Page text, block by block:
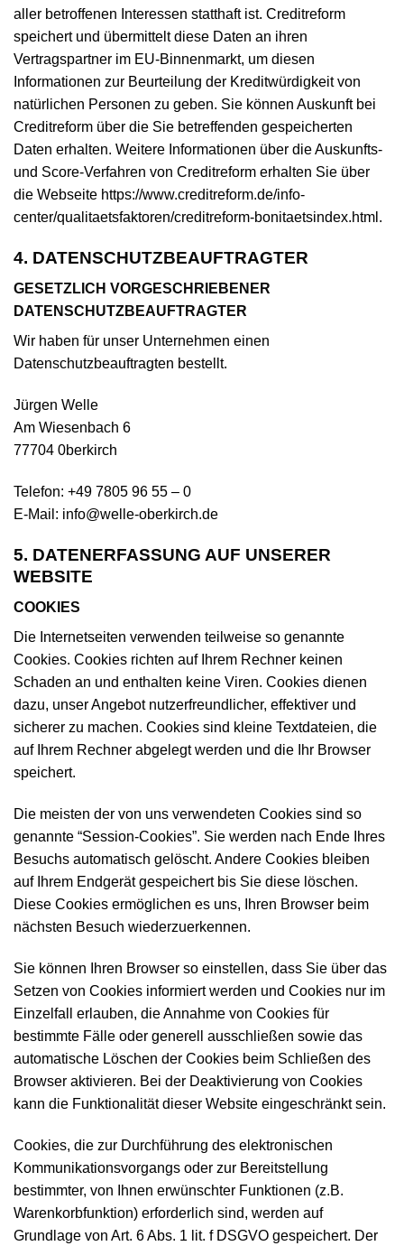
aller betroffenen Interessen statthaft ist. Creditreform
speichert und übermittelt diese Daten an ihren
Vertragspartner im EU-Binnenmarkt, um diesen
Informationen zur Beurteilung der Kreditwürdigkeit von
natürlichen Personen zu geben. Sie können Auskunft bei
Creditreform über die Sie betreffenden gespeicherten
Daten erhalten. Weitere Informationen über die Auskunfts-
und Score-Verfahren von Creditreform erhalten Sie über
die Webseite https://www.creditreform.de/info-
center/qualitaetsfaktoren/creditreform-bonitaetsindex.html.
4. DATENSCHUTZBEAUFTRAGTER
GESETZLICH VORGESCHRIEBENER
DATENSCHUTZBEAUFTRAGTER
Wir haben für unser Unternehmen einen
Datenschutzbeauftragten bestellt.
Jürgen Welle
Am Wiesenbach 6
77704 0berkirch
Telefon: +49 7805 96 55 – 0
E-Mail: info@welle-oberkirch.de
5. DATENERFASSUNG AUF UNSERER
WEBSITE
COOKIES
Die Internetseiten verwenden teilweise so genannte
Cookies. Cookies richten auf Ihrem Rechner keinen
Schaden an und enthalten keine Viren. Cookies dienen
dazu, unser Angebot nutzerfreundlicher, effektiver und
sicherer zu machen. Cookies sind kleine Textdateien, die
auf Ihrem Rechner abgelegt werden und die Ihr Browser
speichert.
Die meisten der von uns verwendeten Cookies sind so
genannte “Session-Cookies”. Sie werden nach Ende Ihres
Besuchs automatisch gelöscht. Andere Cookies bleiben
auf Ihrem Endgerät gespeichert bis Sie diese löschen.
Diese Cookies ermöglichen es uns, Ihren Browser beim
nächsten Besuch wiederzuerkennen.
Sie können Ihren Browser so einstellen, dass Sie über das
Setzen von Cookies informiert werden und Cookies nur im
Einzelfall erlauben, die Annahme von Cookies für
bestimmte Fälle oder generell ausschließen sowie das
automatische Löschen der Cookies beim Schließen des
Browser aktivieren. Bei der Deaktivierung von Cookies
kann die Funktionalität dieser Website eingeschränkt sein.
Cookies, die zur Durchführung des elektronischen
Kommunikationsvorgangs oder zur Bereitstellung
bestimmter, von Ihnen erwünschter Funktionen (z.B.
Warenkorbfunktion) erforderlich sind, werden auf
Grundlage von Art. 6 Abs. 1 lit. f DSGVO gespeichert. Der